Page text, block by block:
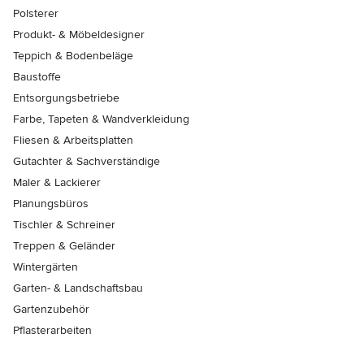
Polsterer
Produkt- & Möbeldesigner
Teppich & Bodenbeläge
Baustoffe
Entsorgungsbetriebe
Farbe, Tapeten & Wandverkleidung
Fliesen & Arbeitsplatten
Gutachter & Sachverständige
Maler & Lackierer
Planungsbüros
Tischler & Schreiner
Treppen & Geländer
Wintergärten
Garten- & Landschaftsbau
Gartenzubehör
Pflasterarbeiten